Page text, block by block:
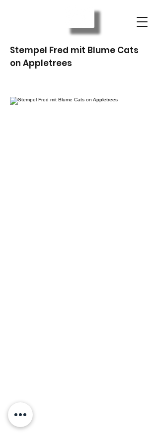
Stempel Fred mit Blume Cats
on Appletrees